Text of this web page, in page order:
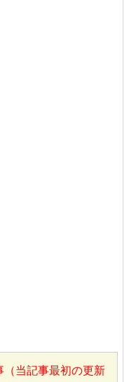
当記事最初の更新